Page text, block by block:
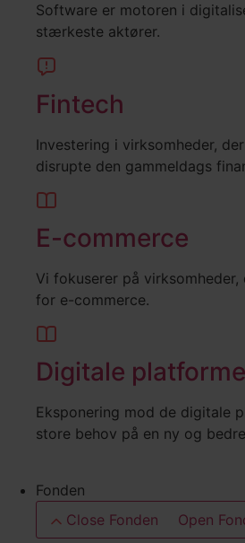
Software er motoren i
stærkeste aktører.
Fintech
Investering i virksomheder,
disrupte den gammeldags
E-commerce
Vi fokuserer på
for e-commerce.
Digitale platforme
Eksponering mod de digitale
store behov på en ny og
Fonden
Close Fonden
Open